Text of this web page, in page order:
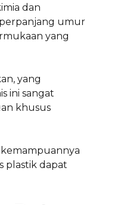
dan
umur
yang
yang
ini sangat
khusus
plastik dapat